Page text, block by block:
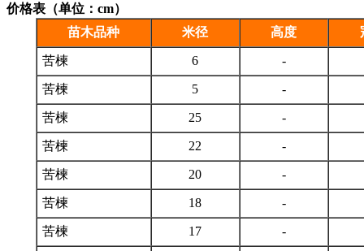
价格表（单位：cm）
苗木品种
米径 高度
苦楝 6 -
苦楝 5 -
苦楝 25 -
苦楝 22 -
苦楝 20 -
苦楝 18 -
苦楝 17 -